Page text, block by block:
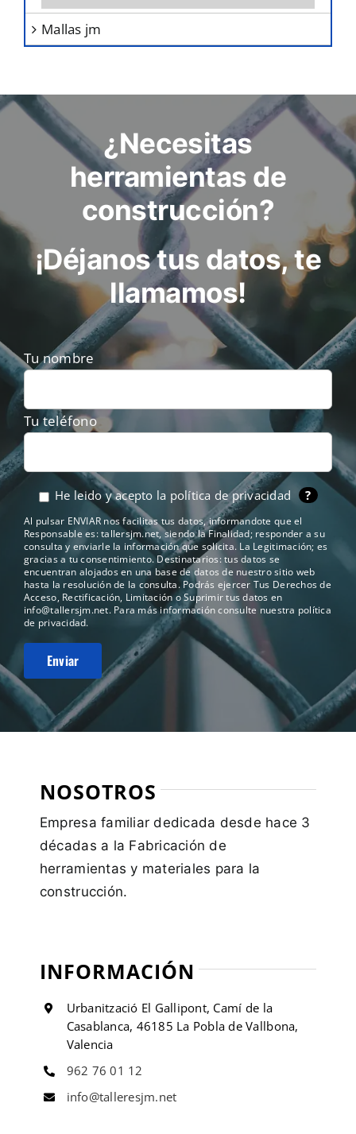
mallas jm
¿Necesitas
herramientas de
construcción?
¡Déjanos tus datos, te
llamamos!
Tu nombre
Tu teléfono
He leido y acepto la política de privacidad ?
Al pulsar ENVIAR nos facilitas tus datos, informandote que el
Responsable es: tallersjm.net, siendo la Finalidad; responder a su
consulta y enviarle la información que solicita. La Legitimación; es
gracias a tu consentimiento. Destinatarios: tus datos se
encuentran alojados en una base de datos de nuestro sitio web
hasta la resolución de la consulta. Podrás ejercer Tus Derechos de
Acceso, Rectificación, Limitación o Suprimir tus datos en
info@tallersjm.net. Para más información consulte nuestra política
de privacidad.
NOSOTROS
Empresa familiar dedicada desde hace 3
décadas a la Fabricación de
herramientas y materiales para la
construcción.
INFORMACIÓN
Urbanització El Gallipont, Camí de la
Casablanca, 46185 La Pobla de Vallbona,
Valencia
962 76 01 12
info@talleresjm.net